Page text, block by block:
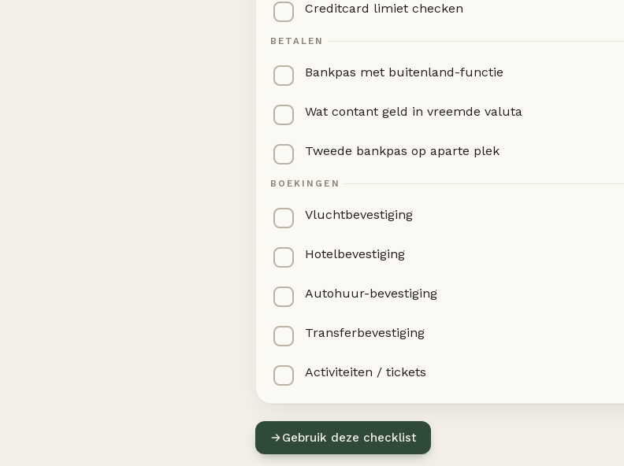
Creditcard limiet checken
BETALEN
Bankpas met buitenland-functie
Wat contant geld in vreemde valuta
Tweede bankpas op aparte plek
BOEKINGEN
Vluchtbevestiging
Hotelbevestiging
Autohuur-bevestiging
Transferbevestiging
Activiteiten / tickets
Gebruik deze checklist